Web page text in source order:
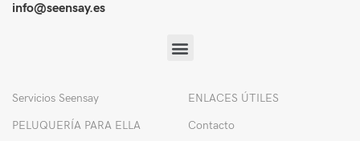
info@seensay.es
Servicios Seensay
PELUQUERÍA PARA ELLA
ENLACES ÚTILES
Contacto